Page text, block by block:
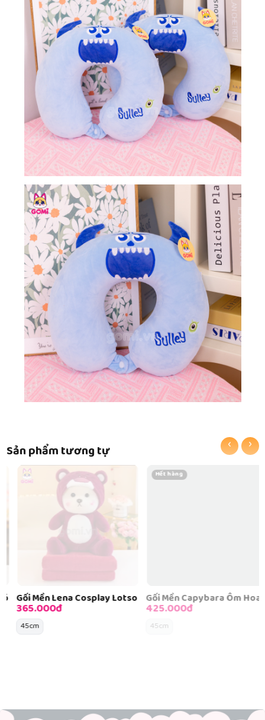
Sản phẩm tương tự
Gối Mền Lena Cosplay Lotso
365.000đ
45cm
Hết hàng
Gối Mền Capybara Ôm Hoa
425.000đ
45cm
‹ ›